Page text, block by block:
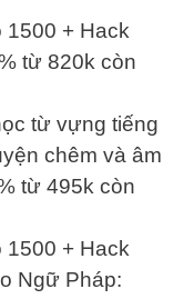
1500 + Hack
từ 820k còn
từ vựng tiếng
chêm và âm
từ 495k còn
1500 + Hack
Ngữ Pháp: